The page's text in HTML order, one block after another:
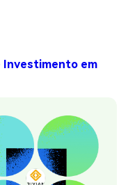
Investimento em